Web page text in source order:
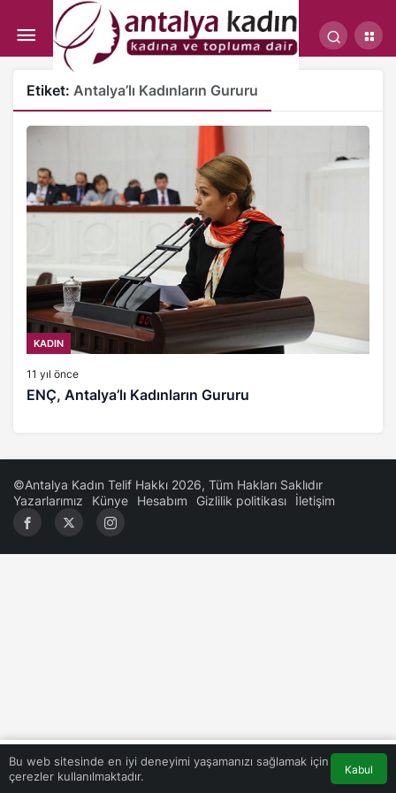
Etiket: Antalya’lı Kadınların Gururu
KADIN
11 yıl önce
ENÇ, Antalya’lı Kadınların Gururu
Bu web sitesinde en iyi deneyimi yaşamanızı sağlamak için
çerezler kullanılmaktadır.
Kabul
©Antalya Kadın Telif Hakkı 2026, Tüm Hakları Saklıdır
Yazarlarımız
Künye Hesabım Gizlilik politikası İletişim
0